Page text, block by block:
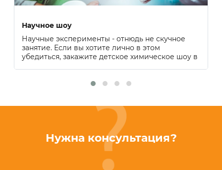
Научное шоу
Научные эксперименты - отнюдь не скучное
занятие. Если вы хотите лично в этом
убедиться, закажите детское химическое шоу в
памяти. Это не просто однократное
жизни. Удовольствие получают и дети, и
Нужна консультация?